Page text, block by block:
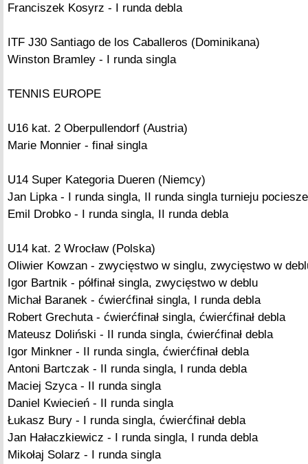
Franciszek Kosyrz - I runda debla
ITF J30 Santiago de los Caballeros (Dominikana)
Winston Bramley - I runda singla
TENNIS EUROPE
U16 kat. 2 Oberpullendorf (Austria)
Marie Monnier - finał singla
U14 Super Kategoria Dueren (Niemcy)
Jan Lipka - I runda singla, II runda singla turnieju
Emil Drobko - I runda singla, II runda debla
U14 kat. 2 Wrocław (Polska)
Oliwier Kowzan - zwycięstwo w singlu, zwycięstwo w
Igor Bartnik - półfinał singla, zwycięstwo w deblu
Michał Baranek - ćwierćfinał singla, I runda debla
Robert Grechuta - ćwierćfinał singla, ćwierćfinał debla
Mateusz Doliński - II runda singla, ćwierćfinał debla
Igor Minkner - II runda singla, ćwierćfinał debla
Antoni Bartczak - II runda singla, I runda debla
Maciej Szyca - II runda singla
Daniel Kwiecień - II runda singla
Łukasz Bury - I runda singla, ćwierćfinał debla
Jan Hałaczkiewicz - I runda singla, I runda debla
Mikołaj Solarz - I runda singla